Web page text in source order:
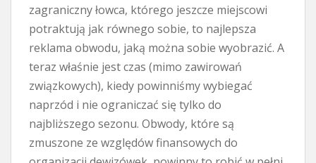
zagraniczny łowca, którego jeszcze miejscowi
potraktują jak równego sobie, to najlepsza
reklama obwodu, jaką można sobie wyobrazić. A
teraz właśnie jest czas (mimo zawirowań
związkowych), kiedy powinniśmy wybiegać
naprzód i nie ograniczać się tylko do
najbliższego sezonu. Obwody, które są
zmuszone ze względów finansowych do